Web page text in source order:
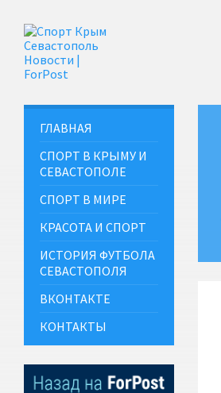
ГЛАВНАЯ
СПОРТ В КРЫМУ И
СЕВАСТОПОЛЕ
СПОРТ В МИРЕ
КРАСОТА И СПОРТ
ИСТОРИЯ ФУТБОЛА
СЕВАСТОПОЛЯ
ВКОНТАКТЕ
КОНТАКТЫ